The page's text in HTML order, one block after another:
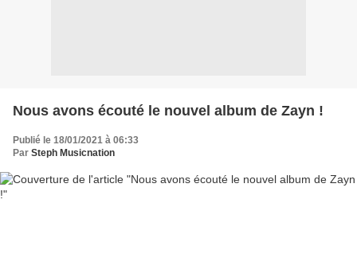
Nous avons écouté le nouvel album de Zayn !
Publié le 18/01/2021 à 06:33
Par Steph Musicnation